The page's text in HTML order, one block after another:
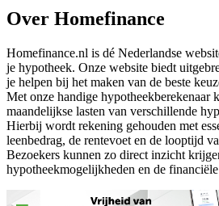
Over Homefinance
Homefinance.nl is dé Nederlandse
je hypotheek. Onze website biedt
je helpen bij het maken van de beste
Met onze handige hypotheekberekenaar
maandelijkse lasten van verschillende
Hierbij wordt rekening gehouden met
leenbedrag, de rentevoet en de looptijd
Bezoekers kunnen zo direct inzicht
hypotheekmogelijkheden en de